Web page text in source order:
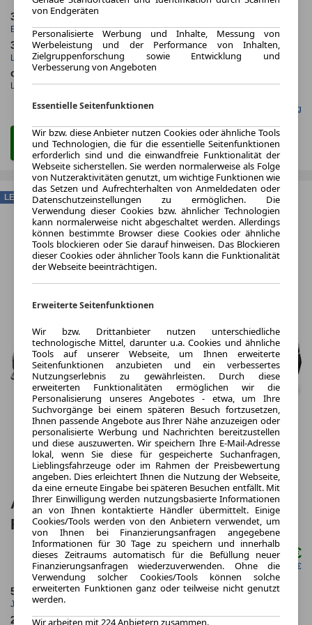
3.2023
Erstzulassung Jahrliche Fahrleistung
36 Monate
Laufzeit
11 km
Kilometerstand
ca. 121 kW (164 PS)
Leistung Kraftstoff
Gefunden auf mobile.de Leasing
Zum Leasing Angebot
Abarth 595 1.4 T-Jet 16V 695 Tributo 131
Rally
ab mtl.10.000,00 €
netto mtl. 8.403,36 €
50.000,0 km
Jahrliche Fahrleistung
36 Monate
28.6 ca. 132 kW (179 PS)
LEASING
von Endgeräten
Personalisierte Werbung und Inhalte, Messung von
Werbeleistung und der Performance von Inhalten,
Zielgruppenforschung sowie Entwicklung und
Verbesserung von Angeboten
Essentielle Seitenfunktionen
Wir bzw. diese Anbieter nutzen Cookies oder ähnliche Tools
und Technologien, die für die essentielle Seitenfunktionen
erforderlich sind und die einwandfreie Funktionalität der
Webseite sicherstellen. Sie werden normalerweise als Folge
von Nutzeraktivitäten genutzt, um wichtige Funktionen wie
das Setzen und Aufrechterhalten von Anmeldedaten oder
Datenschutzeinstellungen zu ermöglichen. Die
Verwendung dieser Cookies bzw. ähnlicher Technologien
kann normalerweise nicht abgeschaltet werden. Allerdings
können bestimmte Browser diese Cookies oder ähnliche
Tools blockieren oder Sie darauf hinweisen. Das Blockieren
dieser Cookies oder ähnlicher Tools kann die Funktionalität
der Webseite beeinträchtigen.
Erweiterte Seitenfunktionen
Wir bzw. Drittanbieter nutzen unterschiedliche
technologische Mittel, darunter u.a. Cookies und ähnliche
Tools auf unserer Webseite, um Ihnen erweiterte
Seitenfunktionen anzubieten und ein verbessertes
Nutzungserlebnis zu gewährleisten. Durch diese
erweiterten Funktionalitäten ermöglichen wir die
Personalisierung unseres Angebotes - etwa, um Ihre
Suchvorgänge bei einem späteren Besuch fortzusetzen,
Ihnen passende Angebote aus Ihrer Nähe anzuzeigen oder
personalisierte Werbung und Nachrichten bereitzustellen
und diese auszuwerten. Wir speichern Ihre E-Mail-Adresse
lokal, wenn Sie diese für gespeicherte Suchanfragen,
Lieblingsfahrzeuge oder im Rahmen der Preisbewertung
angeben. Dies erleichtert Ihnen die Nutzung der Webseite,
da eine erneute Eingabe bei späteren Besuchen entfällt. Mit
Ihrer Einwilligung werden nutzungsbasierte Informationen
an von Ihnen kontaktierte Händler übermittelt. Einige
Cookies/Tools werden von den Anbietern verwendet, um
von Ihnen bei Finanzierungsanfragen angegebene
Informationen für 30 Tage zu speichern und innerhalb
dieses Zeitraums automatisch für die Befüllung neuer
Finanzierungsanfragen wiederzuverwenden. Ohne die
Verwendung solcher Cookies/Tools können solche
erweiterten Funktionen ganz oder teilweise nicht genutzt
werden.
Wir arbeiten mit 224 Anbietern zusammen.